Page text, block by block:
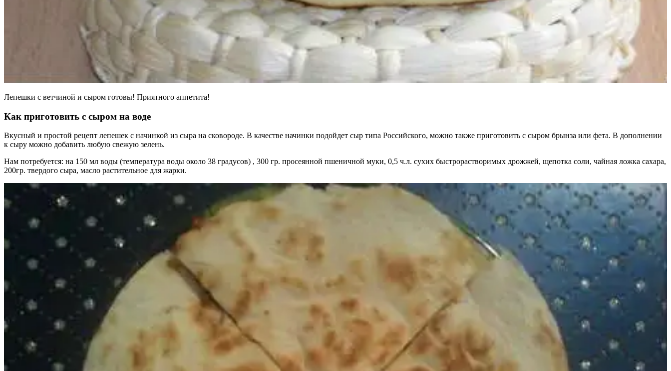
Лепешки с ветчиной и сыром готовы! Приятного аппетита!
Как приготовить с сыром на воде
Вкусный и простой рецепт лепешек с начинкой из сыра на сковороде. В качестве начинки подойдет сыр типа Российского, можно также приготовить с сыром брынза или фета. В дополнении
к сыру можно добавить любую свежую зелень.
Нам потребуется: на 150 мл воды (температура воды около 38 градусов) , 300 гр. просеянной пшеничной муки, 0,5 ч.л. сухих быстрорастворимых дрожжей, щепотка соли, чайная ложка сахара,
200гр. твердого сыра, масло растительное для жарки.